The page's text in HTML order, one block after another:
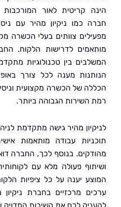
קריטית לאור המורכבות והיקף
כמו ניקיון מהיר עם ניסיון
צוותים בעלי הכשרה מקצועית
לדרישות הלקוח. החברה
בין טכנולוגיות מתקדמות
מענה לכל צורך באופן היעיל
של הכשרה מקצועית וניסיון
הגבוהה ביותר.
מהיר גישה מתקדמת לניהול
עבודה מותאמות אישית
בנוסף לכך, החברה דואגת
פעולה מלא עם לקוחותיה,
יענה על כל ציפיות הלקוח.
מרכזיים בחברת ניקיון מהיר